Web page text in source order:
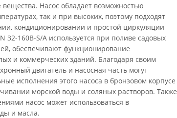
Насос обладает возможностью
так и при высоких, поэтому подходят
кондиционировании и простой циркуляции
160B-S/A используется при поливе садовых
обеспечивают функционирование
и коммерческих зданий. Благодаря своим
двигатель и насосная часть могут
исполнения этого насоса в бронзовом корпусе
морской воды и соляных растворов. Также
насос может использоваться в
и масла.